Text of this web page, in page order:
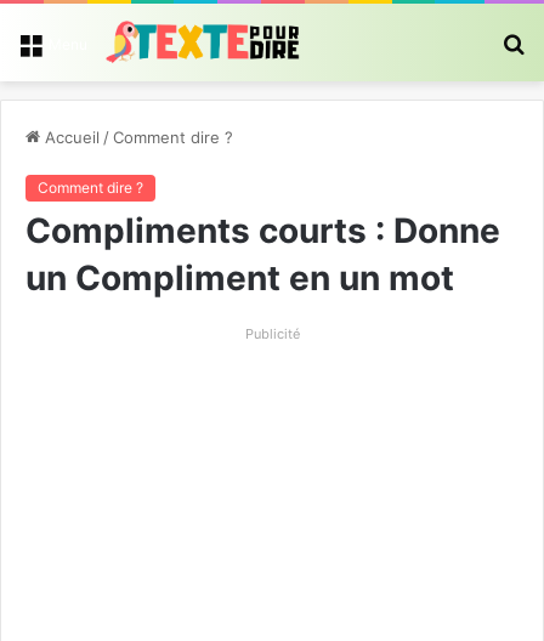
Accueil /Comment dire ?
Comment dire ?
Compliments courts : Donne
un Compliment en un mot
Publicité